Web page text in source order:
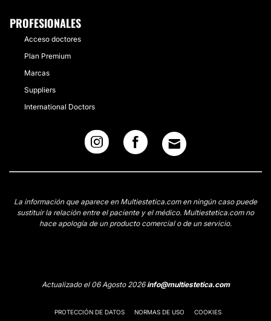
PROFESIONALES
Acceso doctores
Plan Premium
Marcas
Suppliers
International Doctors
La información que aparece en Multiestetica.com en ningún caso puede
sustituir la relación entre el paciente y el médico. Multiestetica.com no
hace apología de un producto comercial o de un servicio.
Actualizado el 06 Agosto 2026info@multiestetica.com
PROTECCIÓN DE DATOS NORMAS DE USO COOKIES